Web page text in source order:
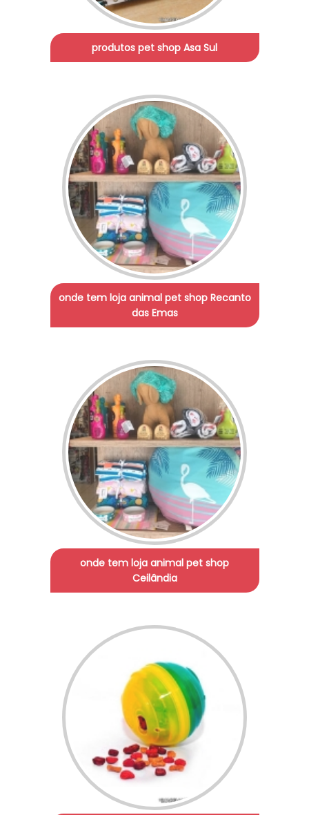
produtos pet shop Asa Sul
onde tem loja animal pet shop Recanto
das Emas
onde tem loja animal pet shop
Ceilândia